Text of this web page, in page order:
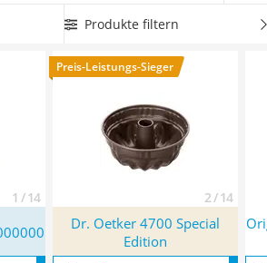
geht's mit unserer Vergleichstabelle,
Backformen zeigt.
leichtes Herauslösen, gleichmäßige
einfache Reinigung: Welche
Finden Sie in der Vergleichstabelle
hat uns hier im August 2026
Le Creuset 94102422000000
Produkte filtern
1 / 14
Preis-Leistungs-Sieger
2 / 14
Dr. Oetker 4700 Special
Edition